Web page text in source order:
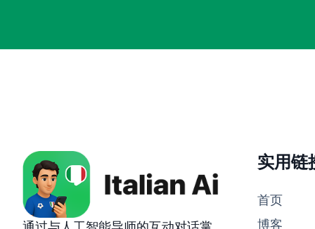
实用链
首页
博客